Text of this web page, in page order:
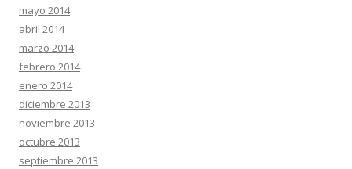
mayo 2014
abril 2014
marzo 2014
febrero 2014
enero 2014
diciembre 2013
noviembre 2013
octubre 2013
septiembre 2013